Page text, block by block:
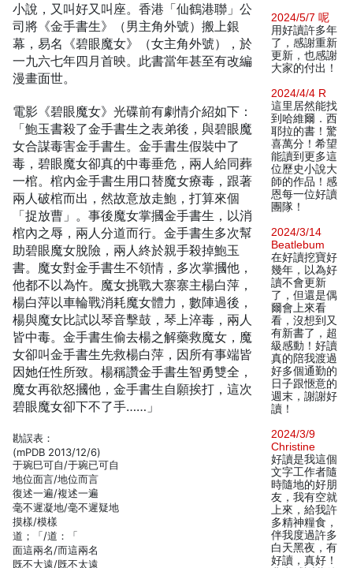
小說，又叫好又叫座。香港「仙鶴港聯」公
司將《金手書生》（男主角外號）搬上銀
幕，易名《碧眼魔女》（女主角外號），於
一九六七年四月首映。此書當年甚至有改編
漫畫面世。
電影《碧眼魔女》光碟前有劇情介紹如下：
「鮑玉書殺了金手書生之表弟後，與碧眼魔
女合謀毒害金手書生。金手書生假裝中了
毒，碧眼魔女卻真的中毒垂危，兩人給同葬
一棺。棺內金手書生用口替魔女療毒，跟著
兩人破棺而出，然故意放走鮑，打算來個
「捉放曹」。事後魔女掌摑金手書生，以消
棺內之辱，兩人分道而行。金手書生多次幫
助碧眼魔女脫險，兩人終於親手殺掉鮑玉
書。魔女對金手書生不領情，多次掌摑他，
他都不以為忤。魔女挑戰大寨寨主楊白萍，
楊白萍以車輪戰消耗魔女體力，數陣過後，
楊與魔女比試以琴音擊鼓，琴上淬毒，兩人
皆中毒。金手書生偷去楊之解藥救魔女，魔
女卻叫金手書生先救楊白萍，因所有事端皆
因她任性所致。楊稱讚金手書生智勇雙全，
魔女再欲怒摑他，金手書生自願挨打，這次
碧眼魔女卻下不了手……」
勘誤表：
(mPDB 2013/12/6)
于琬巳可自/于琬已可自
地位面言/地位而言
復述一遍/複述一遍
毫不遲凝地/毫不遲疑地
摸樣/模樣
道；「/道：「
面這兩名/而這兩名
既不大遠/既不太遠
2024/5/7 呢
用好讀許多年
了，感謝重新
更新，也感謝
大家的付出！
2024/4/4 R
這里居然能找
到哈維爾．西
耶拉的書！驚
喜萬分！希望
能讀到更多這
位歷史小說大
師的作品！感
恩每一位好讀
團隊！
2024/3/14
Beatlebum
在好讀挖寶好
幾年，以為好
讀不會更新
了，但還是偶
爾會上來看
看，沒想到又
有新書了，超
級感動！好讀
真的陪我渡過
好多個通勤的
日子跟愜意的
週末，謝謝好
讀！
2024/3/9
Christine
好讀是我這個
文字工作者隨
時隨地的好朋
友，我有空就
上來，給我許
多精神糧食，
伴我度過許多
白天黑夜，有
好讀，真好！